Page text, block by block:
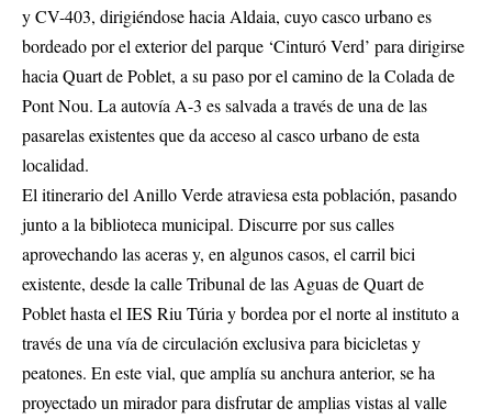
y CV-403, dirigiéndose hacia Aldaia, cuyo casco urbano es
bordeado por el exterior del parque ‘Cinturó Verd’ para dirigirse
hacia Quart de Poblet, a su paso por el camino de la Colada de
Pont Nou. La autovía A-3 es salvada a través de una de las
pasarelas existentes que da acceso al casco urbano de esta
localidad.
El itinerario del Anillo Verde atraviesa esta población, pasando
junto a la biblioteca municipal. Discurre por sus calles
aprovechando las aceras y, en algunos casos, el carril bici
existente, desde la calle Tribunal de las Aguas de Quart de
Poblet hasta el IES Riu Túria y bordea por el norte al instituto a
través de una vía de circulación exclusiva para bicicletas y
peatones. En este vial, que amplía su anchura anterior, se ha
proyectado un mirador para disfrutar de amplias vistas al valle